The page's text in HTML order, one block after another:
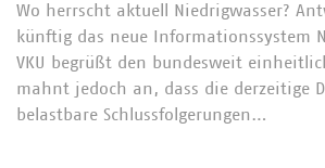
Wo herrscht aktuell Niedrigwasser?
künftig das neue Informationssystem
VKU begrüßt den bundesweit
mahnt jedoch an, dass die derzeitige
belastbare Schlussfolgerungen…